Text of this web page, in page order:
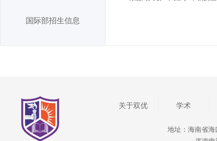
国际部招生信息
关于双优 学术
地址：海南省